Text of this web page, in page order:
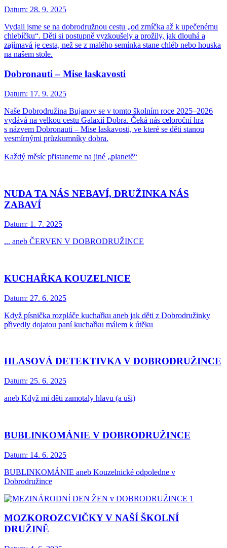
Datum: 28. 9. 2025
Vydali jsme se na dobrodružnou cestu „od zrníčka až k upečenému
chlebíčku“. Děti si postupně vyzkoušely a prožily, jak dlouhá a
zajímavá je cesta, než se z malého semínka stane chléb nebo houska
na našem stole.
Dobronauti – Mise laskavosti
Datum: 17. 9. 2025
Naše Dobrodružina Bujanov se v tomto školním roce 2025–2026
vydává na velkou cestu Galaxií Dobra. Čeká nás celoroční hra
s názvem Dobronauti – Mise laskavosti, ve které se děti stanou
vesmírnými průzkumníky dobra.
Každý měsíc přistaneme na jiné „planetě“
NUDA TA NÁS NEBAVÍ, DRUŽINKA NÁS
ZABAVÍ
Datum: 1. 7. 2025
... aneb ČERVEN V DOBRODRUŽINCE
KUCHAŘKA KOUZELNICE
Datum: 27. 6. 2025
Když písnička rozpláče kuchařku aneb jak děti z Dobrodružinky
přivedly dojatou paní kuchařku málem k útěku
HLASOVÁ DETEKTIVKA V DOBRODRUŽINCE
Datum: 25. 6. 2025
aneb Když mi děti zamotaly hlavu (a uši)
BUBLINKOMÁNIE V DOBRODRUŽINCE
Datum: 14. 6. 2025
BUBLINKOMÁNIE aneb Kouzelnické odpoledne v
Dobrodružince
MOZKOROZCVIČKY V NAŠÍ ŠKOLNÍ
DRUŽINĚ